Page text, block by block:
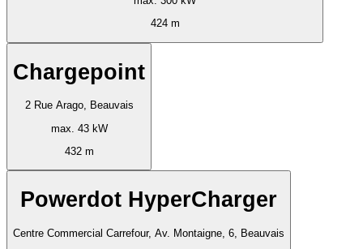
424 m
Chargepoint
2 Rue Arago, Beauvais
max. 43 kW
432 m
Powerdot HyperCharger
Centre Commercial Carrefour, Av. Montaigne, 6, Beauvais